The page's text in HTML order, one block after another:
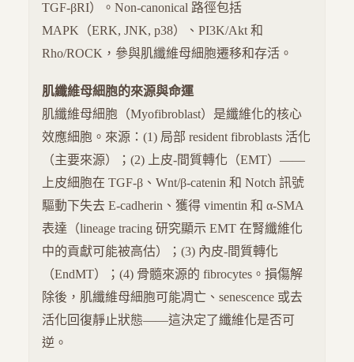
TGF-βRI）。Non-canonical 路徑包括
MAPK（ERK, JNK, p38）、PI3K/Akt 和
Rho/ROCK，參與肌纖維母細胞遷移和存活。
肌纖維母細胞的來源與命運
肌纖維母細胞（Myofibroblast）是纖維化的核心
效應細胞。來源：(1) 局部 resident fibroblasts 活化
（主要來源）；(2) 上皮-間質轉化（EMT）——
上皮細胞在 TGF-β、Wnt/β-catenin 和 Notch 訊號
驅動下失去 E-cadherin、獲得 vimentin 和 α-SMA
表達（lineage tracing 研究顯示 EMT 在腎纖維化
中的貢獻可能被高估）；(3) 內皮-間質轉化
（EndMT）；(4) 骨髓來源的 fibrocytes。損傷解
除後，肌纖維母細胞可能凋亡、senescence 或去
活化回復靜止狀態——這決定了纖維化是否可
逆。